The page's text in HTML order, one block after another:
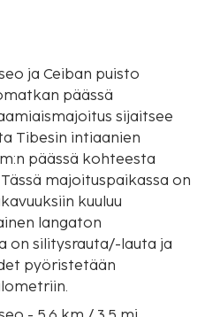
ja Ceiban puisto
päässä
Tibesin intiaanien
päässä kohteesta
majoituspaikassa on
kuuluu
langaton
on silitysrauta/-lauta ja
pyöristetään